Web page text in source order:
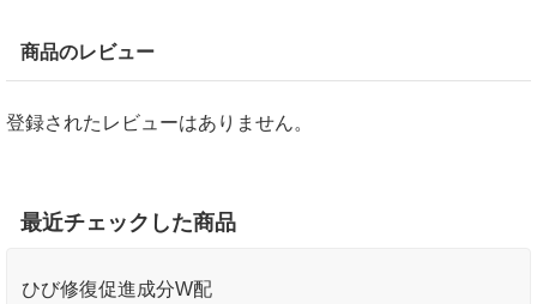
商品のレビュー
登録されたレビューはありません。
最近チェックした商品
ひび修復促進成分W配